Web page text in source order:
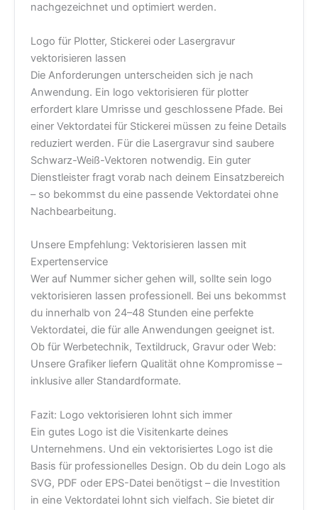
nachgezeichnet und optimiert werden.
Logo für Plotter, Stickerei oder Lasergravur
vektorisieren lassen
Die Anforderungen unterscheiden sich je nach
Anwendung. Ein logo vektorisieren für plotter
erfordert klare Umrisse und geschlossene Pfade. Bei
einer Vektordatei für Stickerei müssen zu feine Details
reduziert werden. Für die Lasergravur sind saubere
Schwarz-Weiß-Vektoren notwendig. Ein guter
Dienstleister fragt vorab nach deinem Einsatzbereich
– so bekommst du eine passende Vektordatei ohne
Nachbearbeitung.
Unsere Empfehlung: Vektorisieren lassen mit
Expertenservice
Wer auf Nummer sicher gehen will, sollte sein logo
vektorisieren lassen professionell. Bei uns bekommst
du innerhalb von 24–48 Stunden eine perfekte
Vektordatei, die für alle Anwendungen geeignet ist.
Ob für Werbetechnik, Textildruck, Gravur oder Web:
Unsere Grafiker liefern Qualität ohne Kompromisse –
inklusive aller Standardformate.
Fazit: Logo vektorisieren lohnt sich immer
Ein gutes Logo ist die Visitenkarte deines
Unternehmens. Und ein vektorisiertes Logo ist die
Basis für professionelles Design. Ob du dein Logo als
SVG, PDF oder EPS-Datei benötigst – die Investition
in eine Vektordatei lohnt sich vielfach. Sie bietet dir